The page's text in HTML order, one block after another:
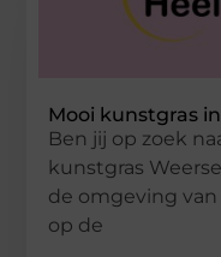
Mooi kunstgras
Ben jij op zoek
kunstgras
de omgeving van
op de